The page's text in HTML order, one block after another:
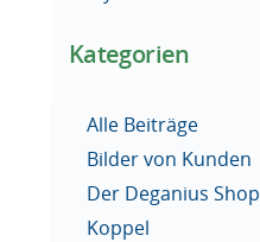
Kategorien
Alle Beiträge
Bilder von Kunden
Der Deganius Shop
Koppel